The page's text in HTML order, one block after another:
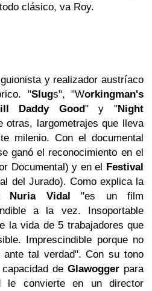
clásico, va Roy.
y realizador austríaco
"Slugs", "Workingman's
Daddy Good" y "Night
otras, largometrajes que lleva
milenio. Con el documental
ganó el reconocimiento en el
Documental) y en el Festival
del Jurado). Como explica la
Nuria Vidal "es un film
a la vez. Insoportable
la vida de 5 trabajadores que
Imprescindible porque no
tal verdad". Con su tono
de Glawoggerpara
le convierte en un director